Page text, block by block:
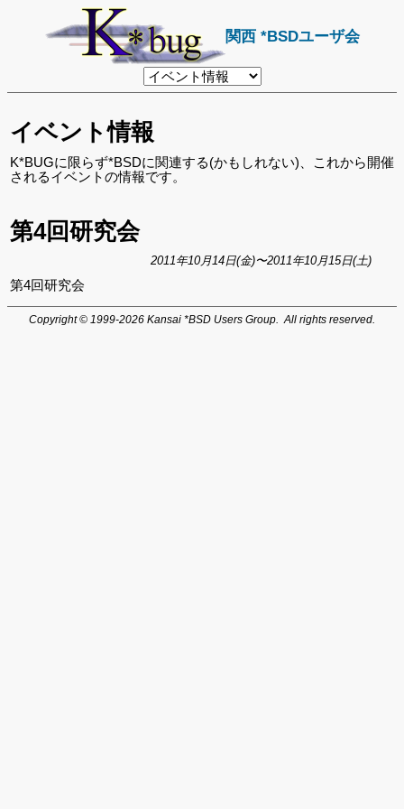
関西 *BSDユーザ会
リ
ン
ペ
ー
ジ
イベント情報
K*BUGに限らず*BSDに関連する(かもしれない)、これから開催
されるイベントの情報です。
第4回研究会
2011年10月14日(金)〜2011年10月15日(土)
第4回研究会
Copyright © 1999-2026 Kansai *BSD Users Group. All rights reserved.